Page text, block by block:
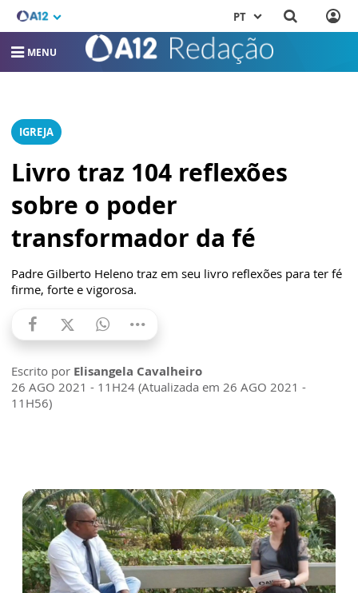
PT
MENU
IGREJA
Livro traz 104 reflexões
sobre o poder
transformador da fé
Padre Gilberto Heleno traz em seu livro reflexões para ter fé
firme, forte e vigorosa.
Escrito por Elisangela Cavalheiro
26 AGO 2021 - 11H24 (Atualizada em 26 AGO 2021 -
11H56)